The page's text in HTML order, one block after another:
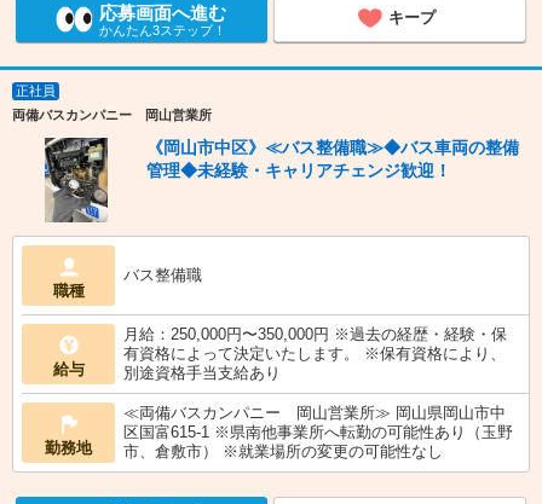
応募画面へ進む
かんたん3ステップ！
キープ
正社員
両備バスカンパニー 岡山営業所
《岡山市中区》≪バス整備職≫◆バス車両の整備
管理◆未経験・キャリアチェンジ歓迎！
職種
バス整備職
給与
月給：250,000円〜350,000円 ※過去の経歴・経験・保
有資格によって決定いたします。 ※保有資格により、
別途資格手当支給あり
勤務地
≪両備バスカンパニー 岡山営業所≫ 岡山県岡山市中
区国富615-1 ※県南他事業所へ転勤の可能性あり（玉野
市、倉敷市） ※就業場所の変更の可能性なし